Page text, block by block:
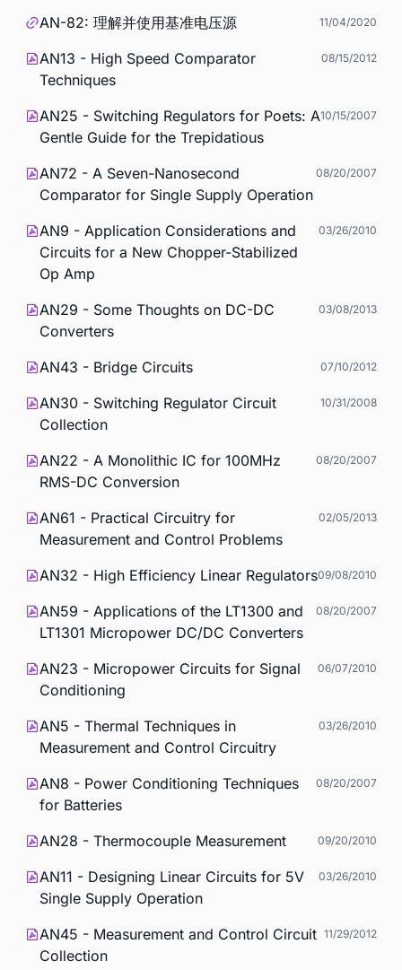
AN-82: 理解并使用基准电压源 11/04/2020
AN13 - High Speed Comparator
Techniques
08/15/2012
AN25 - Switching Regulators for Poets: A
Gentle Guide for the Trepidatious
10/15/2007
AN72 - A Seven-Nanosecond
Comparator for Single Supply Operation
08/20/2007
AN9 - Application Considerations and
Circuits for a New Chopper-Stabilized
Op Amp
03/26/2010
AN29 - Some Thoughts on DC-DC
Converters
03/08/2013
AN43 - Bridge Circuits 07/10/2012
AN30 - Switching Regulator Circuit
Collection
10/31/2008
AN22 - A Monolithic IC for 100MHz
RMS-DC Conversion
08/20/2007
AN61 - Practical Circuitry for
Measurement and Control Problems
02/05/2013
AN32 - High Efficiency Linear Regulators09/08/2010
AN59 - Applications of the LT1300 and
LT1301 Micropower DC/DC Converters
08/20/2007
AN23 - Micropower Circuits for Signal
Conditioning
06/07/2010
AN5 - Thermal Techniques in
Measurement and Control Circuitry
03/26/2010
AN8 - Power Conditioning Techniques
for Batteries
08/20/2007
AN28 - Thermocouple Measurement 09/20/2010
AN11 - Designing Linear Circuits for 5V
Single Supply Operation
03/26/2010
AN45 - Measurement and Control Circuit
Collection
11/29/2012